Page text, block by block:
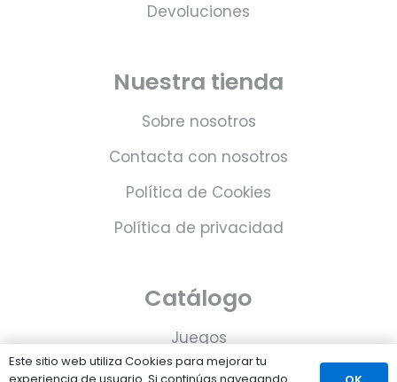
Devoluciones
Nuestra tienda
Sobre nosotros
Contacta con nosotros
Política de Cookies
Política de privacidad
Catálogo
Juegos
Consolas
Este sitio web utiliza Cookies para mejorar tu